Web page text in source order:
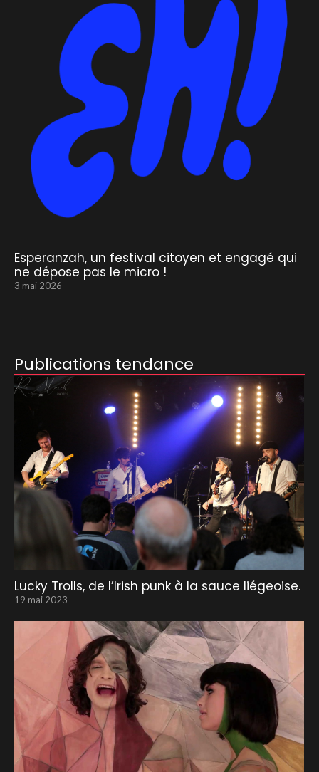
Esperanzah, un festival citoyen et engagé qui
ne dépose pas le micro !
3 mai 2026
Publications tendance
Lucky Trolls, de l’Irish punk à la sauce liégeoise.
19 mai 2023